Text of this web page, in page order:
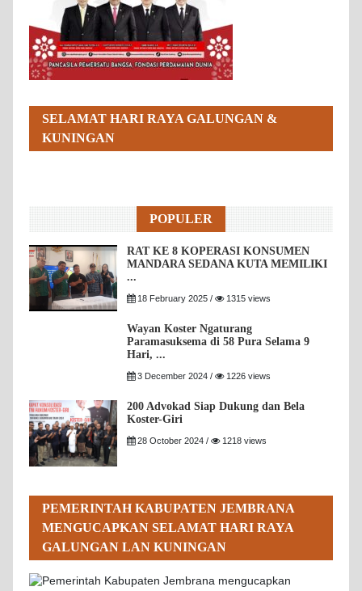
SELAMAT HARI RAYA GALUNGAN &
KUNINGAN
POPULER
RAT KE 8 KOPERASI KONSUMEN
MANDARA SEDANA KUTA MEMILIKI
...
18 February 2025 / 1315 views
Wayan Koster Ngaturang
Paramasuksema di 58 Pura Selama 9
Hari, ...
3 December 2024 / 1226 views
200 Advokad Siap Dukung dan Bela
Koster-Giri
28 October 2024 / 1218 views
PEMERINTAH KABUPATEN JEMBRANA
MENGUCAPKAN SELAMAT HARI RAYA
GALUNGAN LAN KUNINGAN